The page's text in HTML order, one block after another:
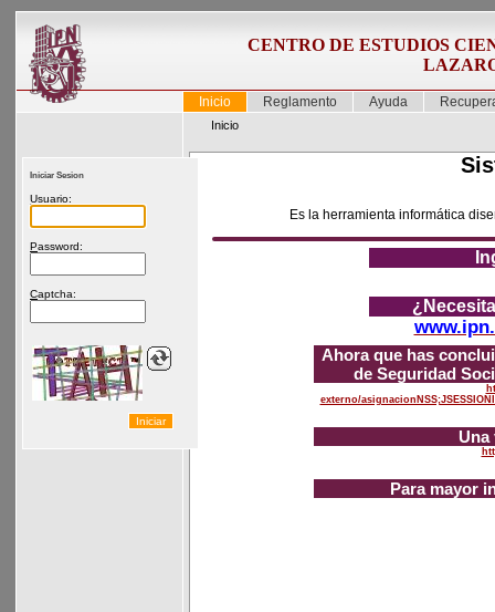
CENTRO DE ESTUDIOS
Inicio Reglamento Ayuda
Inicio
Es la herramienta informática
Ahora que has
de Seguridad
externo/
Una
Para mayor
Iniciar Sesion
Usuario:
Password:
Captcha: